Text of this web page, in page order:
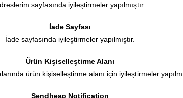
sayfasında iyileştirmeler yapılmıştır.
İade Sayfası
İade sayfasında iyileştirmeler yapılmıştır.
Ürün Kişiselleştirme Alanı
ürün kişiselleştirme alanı için iyileştirmeler
Sendheap Notification